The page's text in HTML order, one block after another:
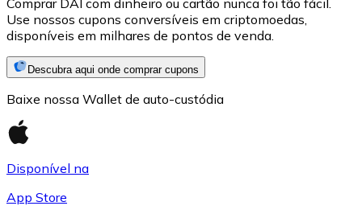
ETH
Use nossos cupons conversíveis em criptomoedas,
disponíveis em milhares de pontos de venda.
Descubra aqui onde comprar cupons
Baixe nossa Wallet de auto-custódia
Disponível na
App Store